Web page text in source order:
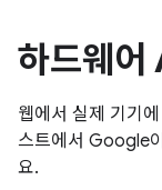
하드웨어
웹에서 실제 기기
스트에서 Google
요.